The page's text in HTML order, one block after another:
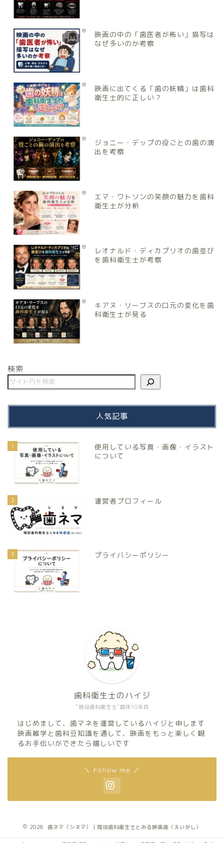
映画の中の「歯医者が怖い」描写は
なぜ多いのか考察
映画に出てくる「歯の妖精」は歯科
衛生士的に正しい？
ジョニー・デップの役ごとの歯の演
出を考察
エマ・ワトソンの笑顔の魅力を歯科
衛生士が分析
レオナルド・ディカプリオの歯並び
を歯科衛生士が考察
キアヌ・リーブスの口元の変化を歯
科衛生士が見る
検索
人気記事
1
使用している写真・画像・イラスト
について
2 運営者プロフィール
3 プライバシーポリシー
“現役歯科衛生士”臨床10年目
歯科衛生士のハイジ
はじめまして、歯マネを運営しているハイジと申します
映画雑学と歯科豆知識を通して、映画をもっと楽しく観
るお手伝いができたら嬉しいです
＼ Follow me ／
2026 歯ネマ（シネマ）｜現役歯科衛生士とみる映画歯（えいがし）